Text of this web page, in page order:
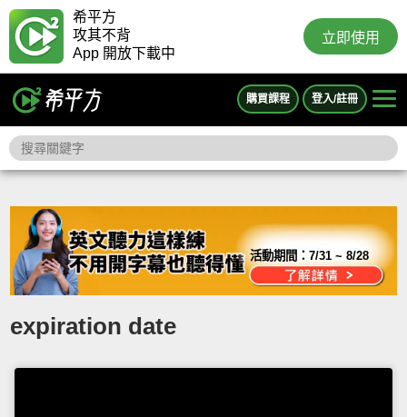
希平方
攻其不背
App 開放下載中
立即使用
購買課程 登入/註冊
活動期間：7/31 ~ 8/28
expiration date